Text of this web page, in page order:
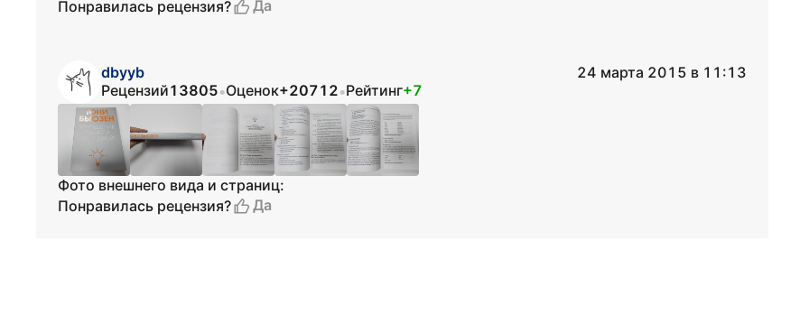
Понравилась рецензия?
Да
dbyyb
24 марта 2015 в 11:13
Рецензий13805•Оценок+20712•Рейтинг+7
Фото внешнего вида и страниц:
Понравилась рецензия?
Да